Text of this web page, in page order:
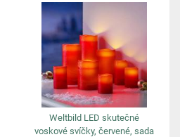
Weltbild LED skutečné
voskové svíčky, červené, sada